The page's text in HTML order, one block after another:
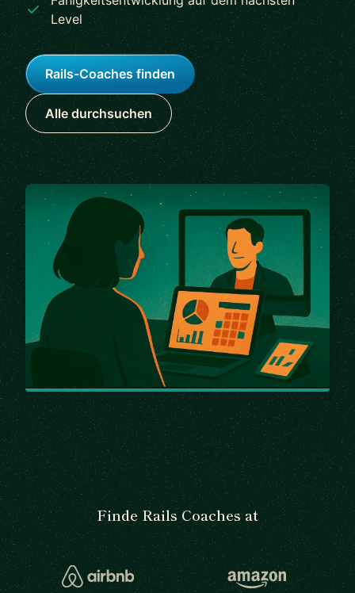
Level
Rails-Coaches finden
Alle durchsuchen
Finde Rails Coaches at